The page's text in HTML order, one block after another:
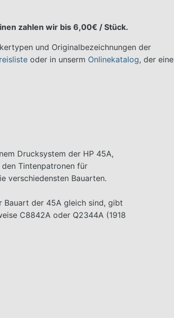
zahlen wir bis 6,00€ / Stück.
und Originalbezeichnungen der
oder in unserm Onlinekatalog, der eine
Drucksystem der HP 45A,
Tintenpatronen für
verschiedensten Bauarten.
Bauart der 45A gleich sind, gibt
C8842A oder Q2344A (1918